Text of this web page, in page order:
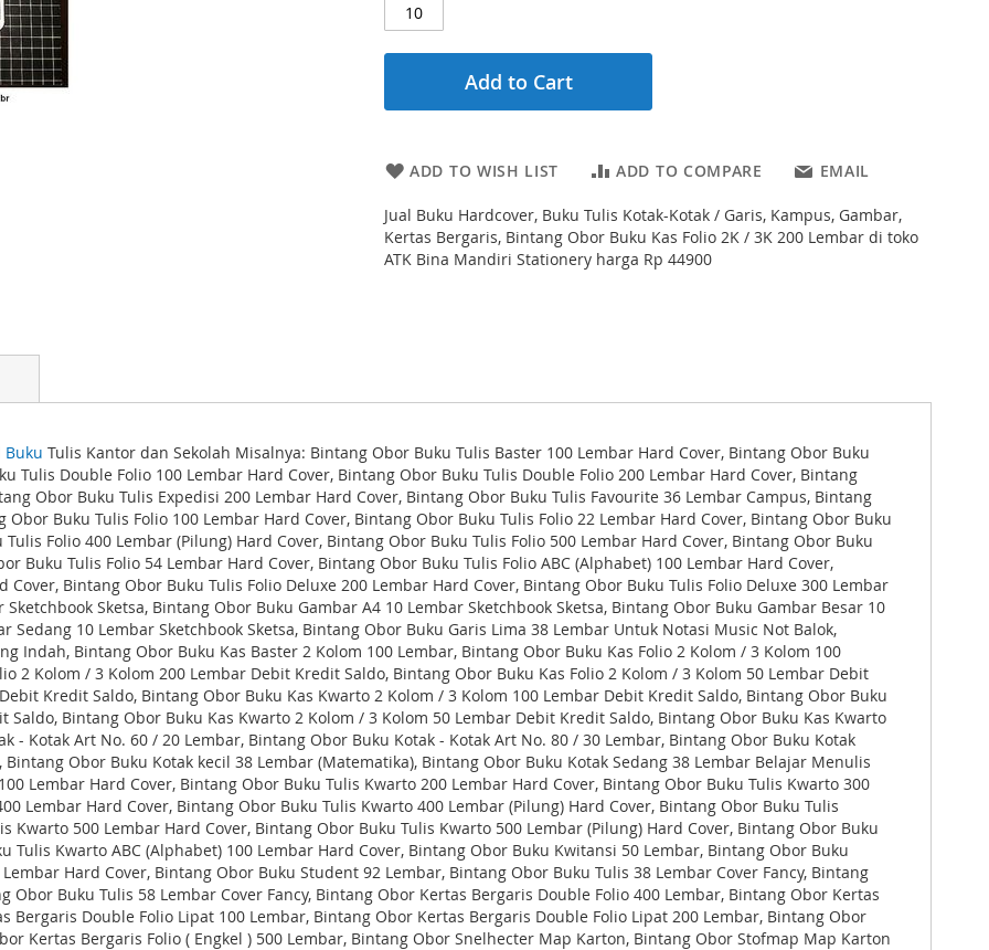
Add to Cart
ADD TO WISH LIST ADD TO COMPARE EMAIL
Jual Buku Hardcover, Buku Tulis Kotak-Kotak / Garis, Kampus, Gambar,
Kertas Bergaris, Bintang Obor Buku Kas Folio 2K / 3K 200 Lembar di toko
ATK Bina Mandiri Stationery harga Rp 44900
Buku Tulis Kantor dan Sekolah Misalnya: Bintang Obor Buku Tulis Baster 100 Lembar Hard Cover, Bintang Obor Buku
Tulis Double Folio 100 Lembar Hard Cover, Bintang Obor Buku Tulis Double Folio 200 Lembar Hard Cover, Bintang
Obor Buku Tulis Expedisi 200 Lembar Hard Cover, Bintang Obor Buku Tulis Favourite 36 Lembar Campus, Bintang
Buku Tulis Folio 100 Lembar Hard Cover, Bintang Obor Buku Tulis Folio 22 Lembar Hard Cover, Bintang Obor Buku
Folio 400 Lembar (Pilung) Hard Cover, Bintang Obor Buku Tulis Folio 500 Lembar Hard Cover, Bintang Obor Buku
Buku Tulis Folio 54 Lembar Hard Cover, Bintang Obor Buku Tulis Folio ABC (Alphabet) 100 Lembar Hard Cover,
Bintang Obor Buku Tulis Folio Deluxe 200 Lembar Hard Cover, Bintang Obor Buku Tulis Folio Deluxe 300 Lembar
Sketsa, Bintang Obor Buku Gambar A4 10 Lembar Sketchbook Sketsa, Bintang Obor Buku Gambar Besar 10
Sedang 10 Lembar Sketchbook Sketsa, Bintang Obor Buku Garis Lima 38 Lembar Untuk Notasi Music Not Balok,
Indah, Bintang Obor Buku Kas Baster 2 Kolom 100 Lembar, Bintang Obor Buku Kas Folio 2 Kolom / 3 Kolom 100
2 Kolom / 3 Kolom 200 Lembar Debit Kredit Saldo, Bintang Obor Buku Kas Folio 2 Kolom / 3 Kolom 50 Lembar Debit
Kredit Saldo, Bintang Obor Buku Kas Kwarto 2 Kolom / 3 Kolom 100 Lembar Debit Kredit Saldo, Bintang Obor Buku
Bintang Obor Buku Kas Kwarto 2 Kolom / 3 Kolom 50 Lembar Debit Kredit Saldo, Bintang Obor Buku Kas Kwarto
- Kotak Art No. 60 / 20 Lembar, Bintang Obor Buku Kotak - Kotak Art No. 80 / 30 Lembar, Bintang Obor Buku Kotak
Obor Buku Kotak kecil 38 Lembar (Matematika), Bintang Obor Buku Kotak Sedang 38 Lembar Belajar Menulis
Lembar Hard Cover, Bintang Obor Buku Tulis Kwarto 200 Lembar Hard Cover, Bintang Obor Buku Tulis Kwarto 300
Lembar Hard Cover, Bintang Obor Buku Tulis Kwarto 400 Lembar (Pilung) Hard Cover, Bintang Obor Buku Tulis
Kwarto 500 Lembar Hard Cover, Bintang Obor Buku Tulis Kwarto 500 Lembar (Pilung) Hard Cover, Bintang Obor Buku
Tulis Kwarto ABC (Alphabet) 100 Lembar Hard Cover, Bintang Obor Buku Kwitansi 50 Lembar, Bintang Obor Buku
Hard Cover, Bintang Obor Buku Student 92 Lembar, Bintang Obor Buku Tulis 38 Lembar Cover Fancy, Bintang
Obor Buku Tulis 58 Lembar Cover Fancy, Bintang Obor Kertas Bergaris Double Folio 400 Lembar, Bintang Obor Kertas
Bergaris Double Folio Lipat 100 Lembar, Bintang Obor Kertas Bergaris Double Folio Lipat 200 Lembar, Bintang Obor
Kertas Bergaris Folio ( Engkel ) 500 Lembar, Bintang Obor Snelhecter Map Karton, Bintang Obor Stofmap Map Karton